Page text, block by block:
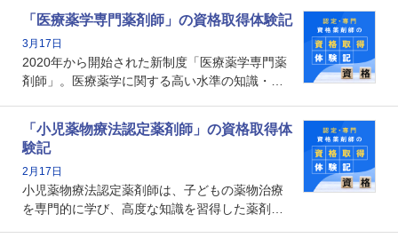
で、重要度が増しているのが認定薬剤師という
資格です。認定薬剤師とはいったいどんな資格
なのでしょうか。それを取得するとどのような
メリットがあるのでしょうか。
「医療薬学専門薬剤師」の資格取得体験記
3月17日
2020年から開始された新制度「医療薬学専門薬
剤師」。医療薬学に関する高い水準の知識・技
剤師としての専門性を示す客観的な根拠の一つ
となります。取得要件は多岐に渡り、審査も複
数回ありますが、患者さんに対して一定の能力
の証明になる資格と言えます。
「小児薬物療法認定薬剤師」の資格取得体
験記
2月17日
小児薬物療法認定薬剤師は、子どもの薬物治療
を専門的に学び、高度な知識を習得した薬剤師